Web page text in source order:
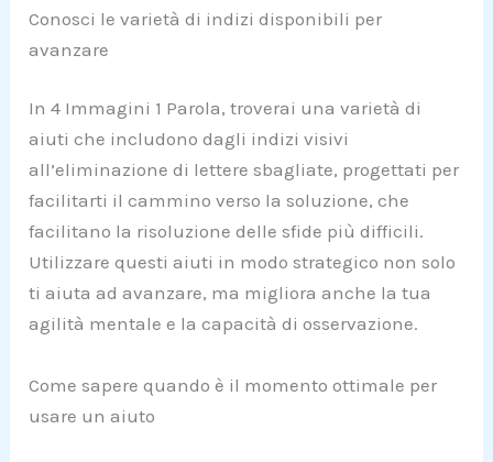
Conosci le varietà di indizi disponibili per
avanzare
In 4 Immagini 1 Parola, troverai una varietà di
aiuti che includono dagli indizi visivi
all’eliminazione di lettere sbagliate, progettati per
facilitarti il cammino verso la soluzione, che
facilitano la risoluzione delle sfide più difficili.
Utilizzare questi aiuti in modo strategico non solo
ti aiuta ad avanzare, ma migliora anche la tua
agilità mentale e la capacità di osservazione.
Come sapere quando è il momento ottimale per
usare un aiuto